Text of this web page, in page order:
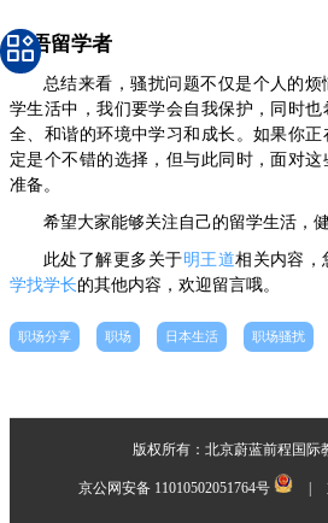
寄语留学者
总结来看，骚扰问题不仅是个人的
学生活中，我们要学会自我保护，同时
全、和谐的环境中学习和成长。如果你
定是个不错的选择，但与此同时，面对
准备。
希望大家能够关注自己的留学生活，
此处了解更多关于明王道相关内容，
学找学长的其他内容，欢迎留言哦。
职场分享 职场 日本生活 职场骚扰
版权所有：北京蔚蓝前程国际
京公网安备 11010502051764号 |